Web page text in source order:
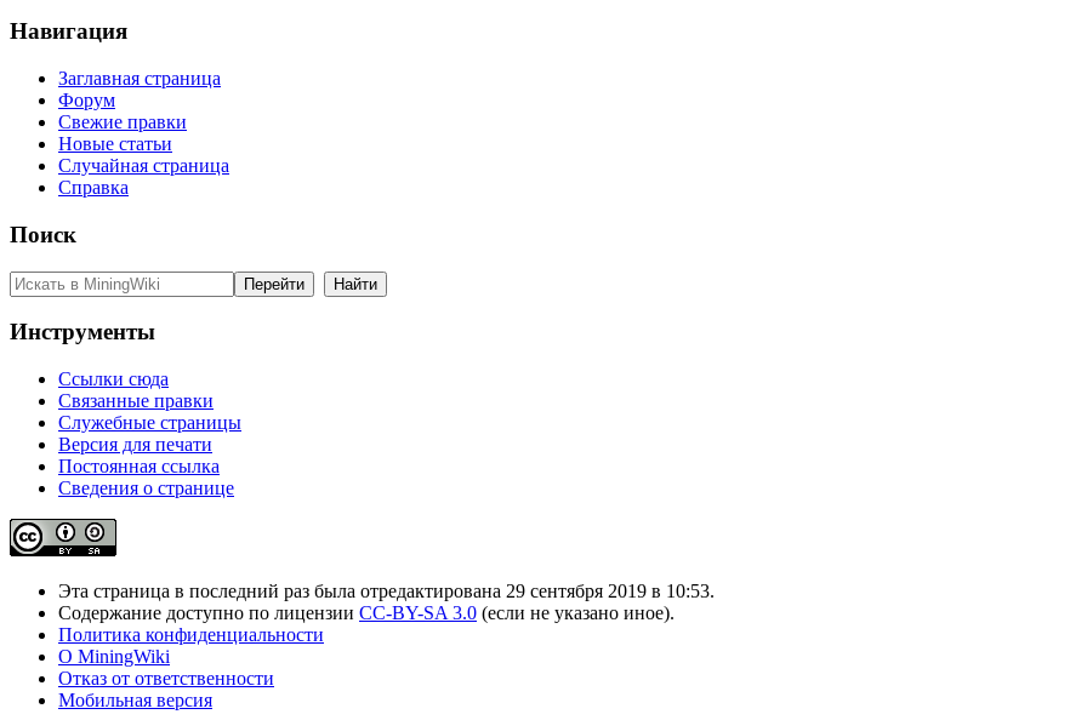
Навигация
Заглавная страница
Форум
Свежие правки
Новые статьи
Случайная страница
Справка
Поиск
Инструменты
Ссылки сюда
Связанные правки
Служебные страницы
Версия для печати
Постоянная ссылка
Сведения о странице
Эта страница в последний раз была отредактирована 29 сентября 2019 в 10:53.
Содержание доступно по лицензии CC-BY-SA 3.0 (если не указано иное).
Политика конфиденциальности
О MiningWiki
Отказ от ответственности
Мобильная версия